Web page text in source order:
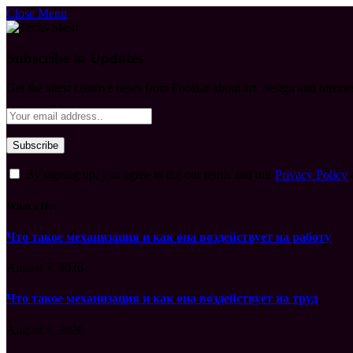
Close Menu
Privacy Policy
Что такое механизация и как она воздействует на работу
Что такое механизация и как она воздействует на труд